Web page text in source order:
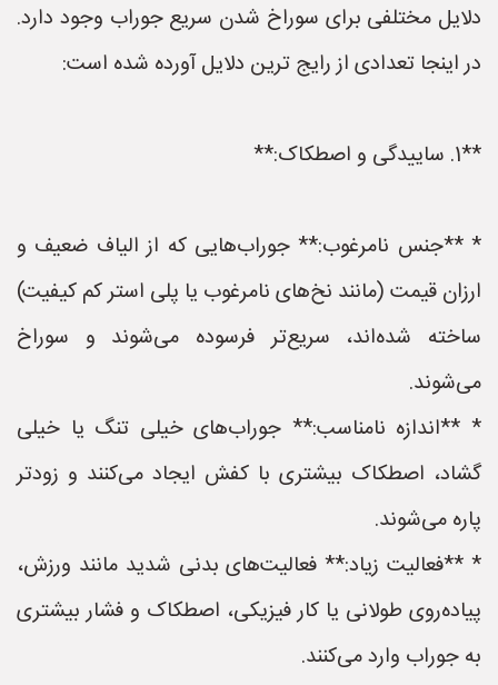
دلایل مختلفی برای سوراخ شدن سریع جوراب وجود دارد.
در اینجا تعدادی از رایج ترین دلایل آورده شده است:
**1. ساییدگی و اصطکاک:**
* **جنس نامرغوب:** جوراب‌هایی که از الیاف ضعیف و
ارزان قیمت (مانند نخ‌های نامرغوب یا پلی استر کم کیفیت)
ساخته شده‌اند، سریع‌تر فرسوده می‌شوند و سوراخ
می‌شوند.
* **اندازه نامناسب:** جوراب‌های خیلی تنگ یا خیلی
گشاد، اصطکاک بیشتری با کفش ایجاد می‌کنند و زودتر
پاره می‌شوند.
* **فعالیت زیاد:** فعالیت‌های بدنی شدید مانند ورزش،
پیاده‌روی طولانی یا کار فیزیکی، اصطکاک و فشار بیشتری
به جوراب وارد می‌کنند.